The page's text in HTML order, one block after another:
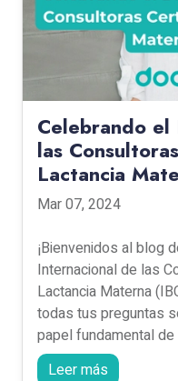
Celebrando el
las
Lactancia
Mar 07, 2024
¡Bienvenidos al blog
Internacional de las
Lactancia Materna
todas tus preguntas
papel fundamental de
Leer más